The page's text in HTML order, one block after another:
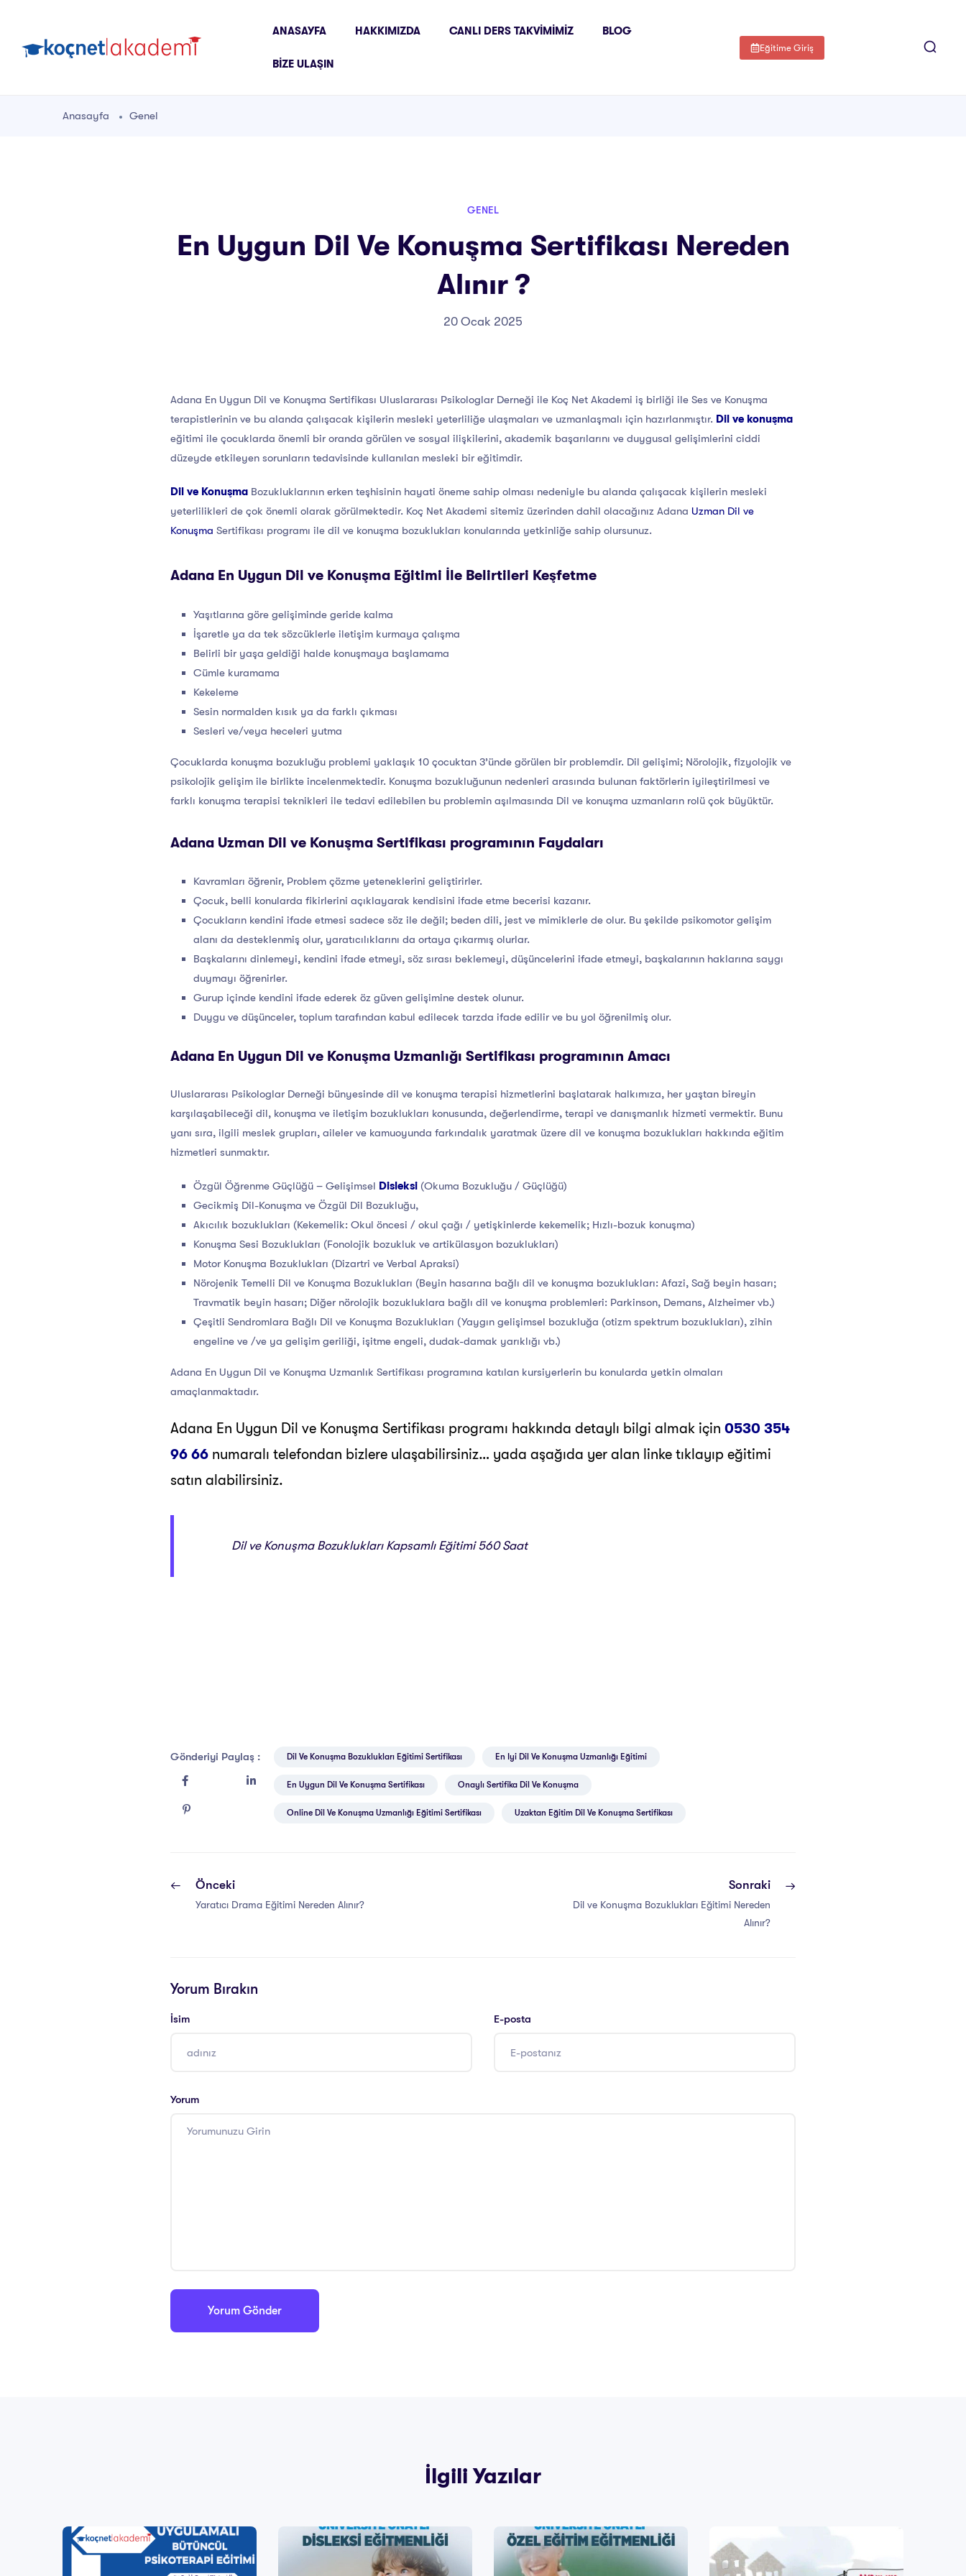
ANASAYFA HAKKIMIZDA CANLI DERS TAKVIMIMIZ BLOG
BIZE ULAŞIN
Eğitime Giriş
Anasayfa Genel
GENEL
En Uygun Dil Ve Konuşma Sertifikası Nereden
Alınır ?
20 Ocak 2025
Adana En Uygun Dil ve Konuşma Sertifikası Uluslararası Psikologlar Derneği ile Koç Net Akademi iş birliği ile Ses ve Konuşma
terapistlerinin ve bu alanda çalışacak kişilerin mesleki yeterliliğe ulaşmaları ve uzmanlaşmalı için hazırlanmıştır. Dil ve konuşma
eğitimi ile çocuklarda önemli bir oranda görülen ve sosyal ilişkilerini, akademik başarılarını ve duygusal gelişimlerini ciddi
düzeyde etkileyen sorunların tedavisinde kullanılan mesleki bir eğitimdir.
Dil ve Konuşma Bozukluklarının erken teşhisinin hayati öneme sahip olması nedeniyle bu alanda çalışacak kişilerin mesleki
yeterlilikleri de çok önemli olarak görülmektedir. Koç Net Akademi sitemiz üzerinden dahil olacağınız Adana Uzman Dil ve
Konuşma Sertifikası programı ile dil ve konuşma bozuklukları konularında yetkinliğe sahip olursunuz.
Adana En Uygun Dil ve Konuşma Eğitimi İle Belirtileri Keşfetme
Yaşıtlarına göre gelişiminde geride kalma
İşaretle ya da tek sözcüklerle iletişim kurmaya çalışma
Belirli bir yaşa geldiği halde konuşmaya başlamama
Cümle kuramama
Kekeleme
Sesin normalden kısık ya da farklı çıkması
Sesleri ve/veya heceleri yutma
Çocuklarda konuşma bozukluğu problemi yaklaşık 10 çocuktan 3’ünde görülen bir problemdir. Dil gelişimi; Nörolojik, fizyolojik ve
psikolojik gelişim ile birlikte incelenmektedir. Konuşma bozukluğunun nedenleri arasında bulunan faktörlerin iyileştirilmesi ve
farklı konuşma terapisi teknikleri ile tedavi edilebilen bu problemin aşılmasında Dil ve konuşma uzmanların rolü çok büyüktür.
Adana Uzman Dil ve Konuşma Sertifikası programının Faydaları
Kavramları öğrenir, Problem çözme yeteneklerini geliştirirler.
Çocuk, belli konularda fikirlerini açıklayarak kendisini ifade etme becerisi kazanır.
Çocukların kendini ifade etmesi sadece söz ile değil; beden dili, jest ve mimiklerle de olur. Bu şekilde psikomotor gelişim
alanı da desteklenmiş olur, yaratıcılıklarını da ortaya çıkarmış olurlar.
Başkalarını dinlemeyi, kendini ifade etmeyi, söz sırası beklemeyi, düşüncelerini ifade etmeyi, başkalarının haklarına saygı
duymayı öğrenirler.
Gurup içinde kendini ifade ederek öz güven gelişimine destek olunur.
Duygu ve düşünceler, toplum tarafından kabul edilecek tarzda ifade edilir ve bu yol öğrenilmiş olur.
Adana En Uygun Dil ve Konuşma Uzmanlığı Sertifikası programının Amacı
Uluslararası Psikologlar Derneği bünyesinde dil ve konuşma terapisi hizmetlerini başlatarak halkımıza, her yaştan bireyin
karşılaşabileceği dil, konuşma ve iletişim bozuklukları konusunda, değerlendirme, terapi ve danışmanlık hizmeti vermektir. Bunu
yanı sıra, ilgili meslek grupları, aileler ve kamuoyunda farkındalık yaratmak üzere dil ve konuşma bozuklukları hakkında eğitim
hizmetleri sunmaktır.
Özgül Öğrenme Güçlüğü – Gelişimsel Disleksi (Okuma Bozukluğu / Güçlüğü)
Gecikmiş Dil-Konuşma ve Özgül Dil Bozukluğu,
Akıcılık bozuklukları (Kekemelik: Okul öncesi / okul çağı / yetişkinlerde kekemelik; Hızlı-bozuk konuşma)
Konuşma Sesi Bozuklukları (Fonolojik bozukluk ve artikülasyon bozuklukları)
Motor Konuşma Bozuklukları (Dizartri ve Verbal Apraksi)
Nörojenik Temelli Dil ve Konuşma Bozuklukları (Beyin hasarına bağlı dil ve konuşma bozuklukları: Afazi, Sağ beyin hasarı;
Travmatik beyin hasarı; Diğer nörolojik bozukluklara bağlı dil ve konuşma problemleri: Parkinson, Demans, Alzheimer vb.)
Çeşitli Sendromlara Bağlı Dil ve Konuşma Bozuklukları (Yaygın gelişimsel bozukluğa (otizm spektrum bozuklukları), zihin
engeline ve /ve ya gelişim geriliği, işitme engeli, dudak-damak yarıklığı vb.)
Adana En Uygun Dil ve Konuşma Uzmanlık Sertifikası programına katılan kursiyerlerin bu konularda yetkin olmaları
amaçlanmaktadır.
Adana En Uygun Dil ve Konuşma Sertifikası programı hakkında detaylı bilgi almak için 0530 354
96 66 numaralı telefondan bizlere ulaşabilirsiniz… yada aşağıda yer alan linke tıklayıp eğitimi
satın alabilirsiniz.
Dil ve Konuşma Bozuklukları Kapsamlı Eğitimi 560 Saat
Gönderiyi Paylaş : Dil Ve Konuşma Bozuklukları Eğitimi Sertifikası En Iyi Dil Ve Konuşma Uzmanlığı Eğitimi
En Uygun Dil Ve Konuşma Sertifikası Onaylı Sertifika Dil Ve Konuşma
Online Dil Ve Konuşma Uzmanlığı Eğitimi Sertifikası Uzaktan Eğitim Dil Ve Konuşma Sertifikası
Önceki
Yaratıcı Drama Eğitimi Nereden Alınır?
Sonraki
Dil ve Konuşma Bozuklukları Eğitimi Nereden
Alınır?
Yorum Bırakın
İsim E-posta
Yorum
İlgili Yazılar